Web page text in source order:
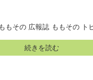
ももその 広報誌 ももその ト
続きを読む